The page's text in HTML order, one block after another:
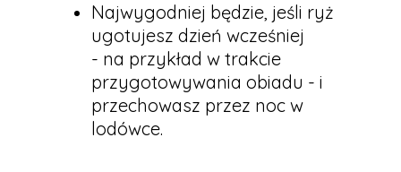
Najwygodniej będzie, jeśli ryż
ugotujesz dzień wcześniej
- na przykład w trakcie
przygotowywania obiadu - i
przechowasz przez noc w
lodówce.